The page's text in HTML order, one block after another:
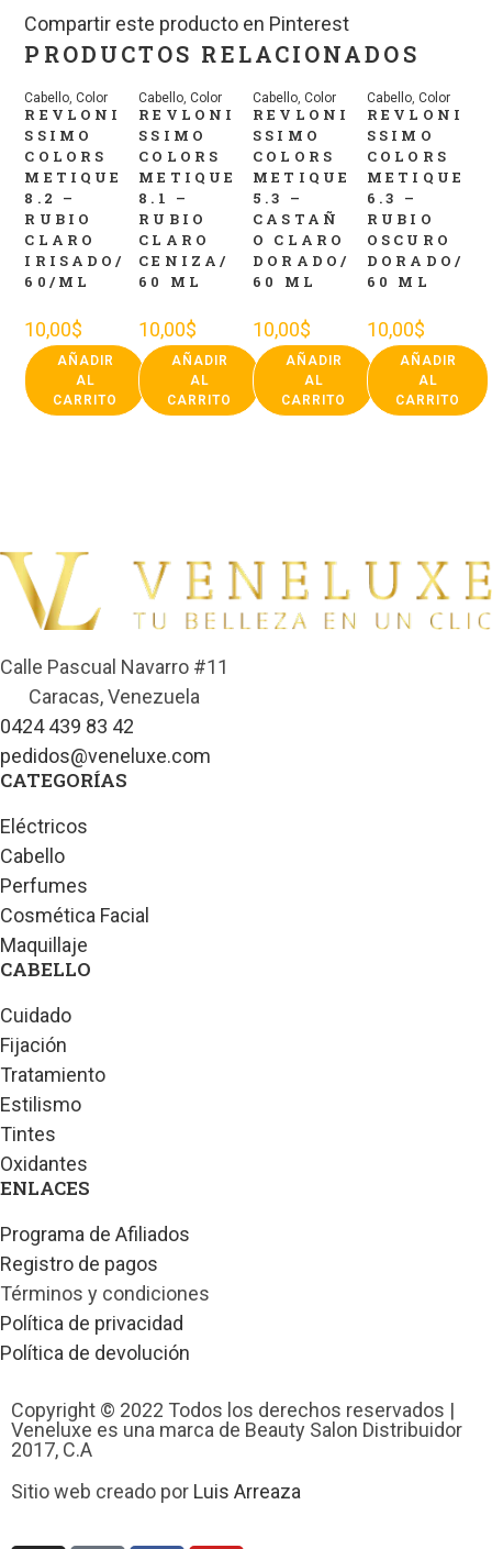
Compartir este producto en Pinterest
PRODUCTOS RELACIONADOS
Cabello,Color
REVLONI
SSIMO
COLORS
METIQUE
8.2 –
RUBIO
CLARO
IRISADO/
60/ML
10,00$
AÑADIR
AL
CARRITO
Cabello,Color
REVLONI
SSIMO
COLORS
METIQUE
8.1 –
RUBIO
CLARO
CENIZA/
60 ML
10,00$
AÑADIR
AL
CARRITO
Cabello,Color
REVLONI
SSIMO
COLORS
METIQUE
5.3 –
CASTAÑ
O CLARO
DORADO/
60 ML
10,00$
AÑADIR
AL
CARRITO
Cabello,Color
REVLONI
SSIMO
COLORS
METIQUE
6.3 –
RUBIO
OSCURO
DORADO/
60 ML
10,00$
AÑADIR
AL
CARRITO
Calle Pascual Navarro #11
Caracas, Venezuela
0424 439 83 42
pedidos@veneluxe.com
CATEGORÍAS
Eléctricos
Cabello
Perfumes
Cosmética Facial
Maquillaje
CABELLO
Cuidado
Fijación
Tratamiento
Estilismo
Tintes
Oxidantes
ENLACES
Programa de Afiliados
Registro de pagos
Términos y condiciones
Política de privacidad
Política de devolución
Copyright © 2022 Todos los derechos reservados |
Veneluxe es una marca de Beauty Salon Distribuidor
2017, C.A
Sitio web creado por Luis Arreaza